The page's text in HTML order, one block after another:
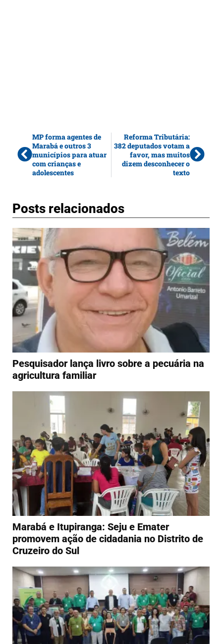
MP forma agentes de
Marabá e outros 3
municípios para atuar
com crianças e
adolescentes
Reforma Tributária:
382 deputados votam a
favor, mas muitos
dizem desconhecer o
texto
Posts relacionados
Pesquisador lança livro sobre a pecuária na
agricultura familiar
Marabá e Itupiranga: Seju e Emater
promovem ação de cidadania no Distrito de
Cruzeiro do Sul